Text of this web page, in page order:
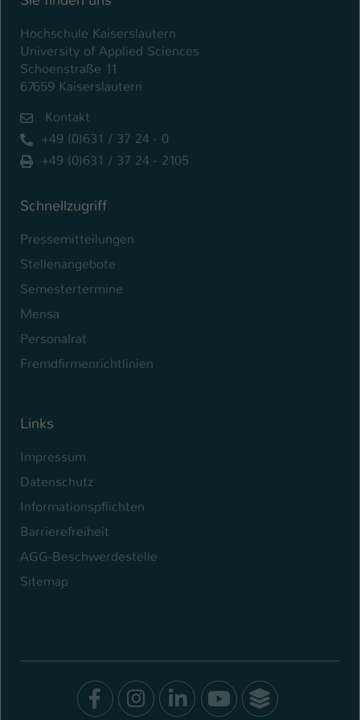
Hochschule Kaiserslautern
University of Applied Sciences
Schoenstraße 11
67659 Kaiserslautern
Kontakt
+49 (0)631 / 37 24 - 0
+49 (0)631 / 37 24 - 2105
Schnellzugriff
Pressemitteilungen
Stellenangebote
Semestertermine
Mensa
Personalrat
Fremdfirmenrichtlinien
Links
Impressum
Datenschutz
Informationspflichten
Barrierefreiheit
AGG-Beschwerdestelle
Sitemap
Facebook
Instagram
LinkedIn
Youtube